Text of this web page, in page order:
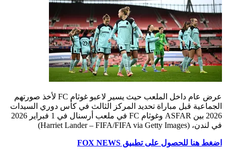
عرض عام داخل الملعب حيث يسير لاعبو غوثام FC لأخذ صورتهم
الجماعية قبل مباراة تحديد المركز الثالث في كأس دوري السيدات
2026 بين ASFAR وغوثام FC في ملعب أرسنال في 1 فبراير 2026
في لندن، (Harriet Lander – FIFA/FIFA via Getty Images)
اضغط هنا للحصول على تطبيق FOX NEWS